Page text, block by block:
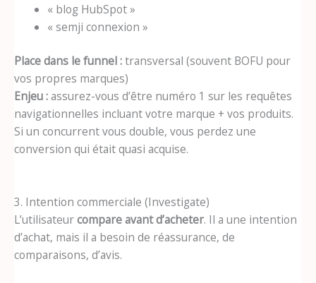
« blog HubSpot »
« semji connexion »
Place dans le funnel :transversal (souvent BOFU pour
vos propres marques)
Enjeu :assurez-vous d’être numéro 1 sur les requêtes
navigationnelles incluant votre marque + vos produits.
Si un concurrent vous double, vous perdez une
conversion qui était quasi acquise.
3. Intention commerciale (Investigate)
L’utilisateurcompare avant d’acheter. Il a une intention
d’achat, mais il a besoin de réassurance, de
comparaisons, d’avis.